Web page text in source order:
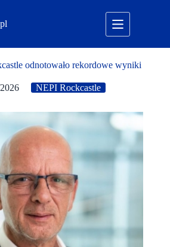
odnotowało rekordowe wyniki
NEPI Rockcastle